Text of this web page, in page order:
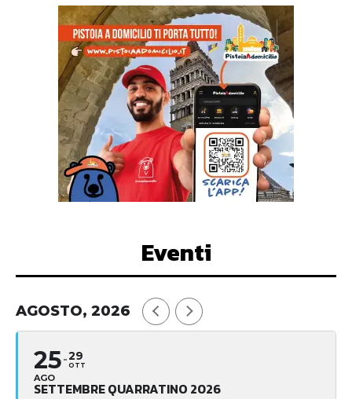
Eventi
AGOSTO, 2026
25
AGO
29
OTT
SETTEMBRE QUARRATINO 2026